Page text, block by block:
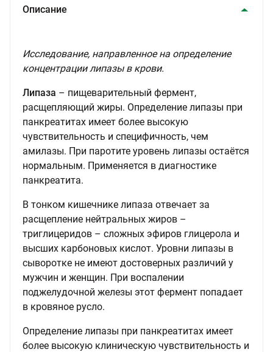
Описание
Исследование, направленное на определение
концентрации липазы в крови.
Липаза – пищеварительный фермент,
расщепляющий жиры. Определение липазы при
панкреатитах имеет более высокую
чувствительность и специфичность, чем
амилазы. При паротите уровень липазы остаётся
нормальным. Применяется в диагностике
панкреатита.
В тонком кишечнике липаза отвечает за
расщепление нейтральных жиров –
триглицеридов – сложных эфиров глицерола и
высших карбоновых кислот. Уровни липазы в
сыворотке не имеют достоверных различий у
мужчин и женщин. При воспалении
поджелудочной железы этот фермент попадает
в кровяное русло.
Определение липазы при панкреатитах имеет
более высокую клиническую чувствительность и